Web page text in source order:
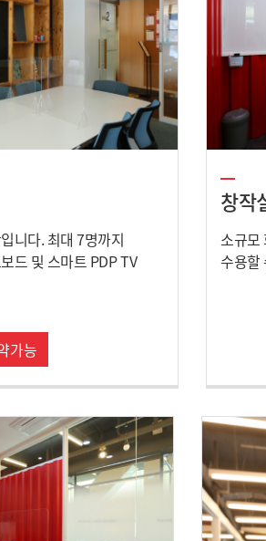
니다. 최대 7명까지
드 및 스마트 PDP TV
가능
창작
소규모
수용할